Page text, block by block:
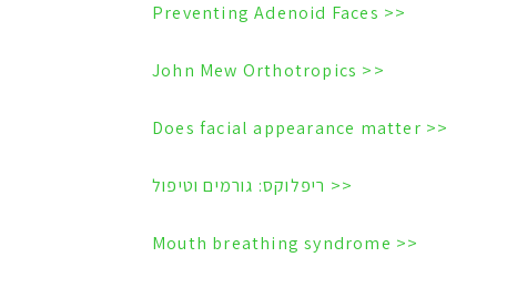
<< Preventing Adenoid Faces
<< John Mew Orthotropics
<< Does facial appearance matter
<< ריפלוקס: גורמים וטיפול
<< Mouth breathing syndrome